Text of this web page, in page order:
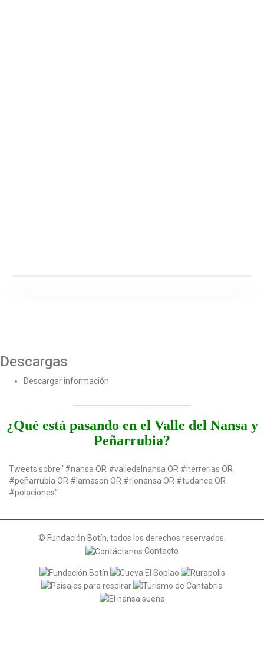
Descargas
Descargar información
¿Qué está pasando en el Valle del Nansa y
Peñarrubia?
Tweets sobre "#nansa OR #valledelnansa OR #herrerias OR
#peñarrubia OR #lamason OR #rionansa OR #tudanca OR
#polaciones"
© Fundación Botín, todos los derechos reservados.
Contacto